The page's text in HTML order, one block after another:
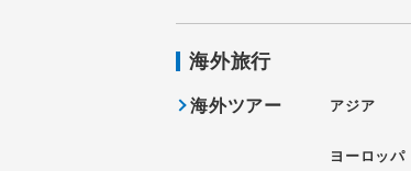
海外旅行
海外ツアー アジア
ヨーロッパ